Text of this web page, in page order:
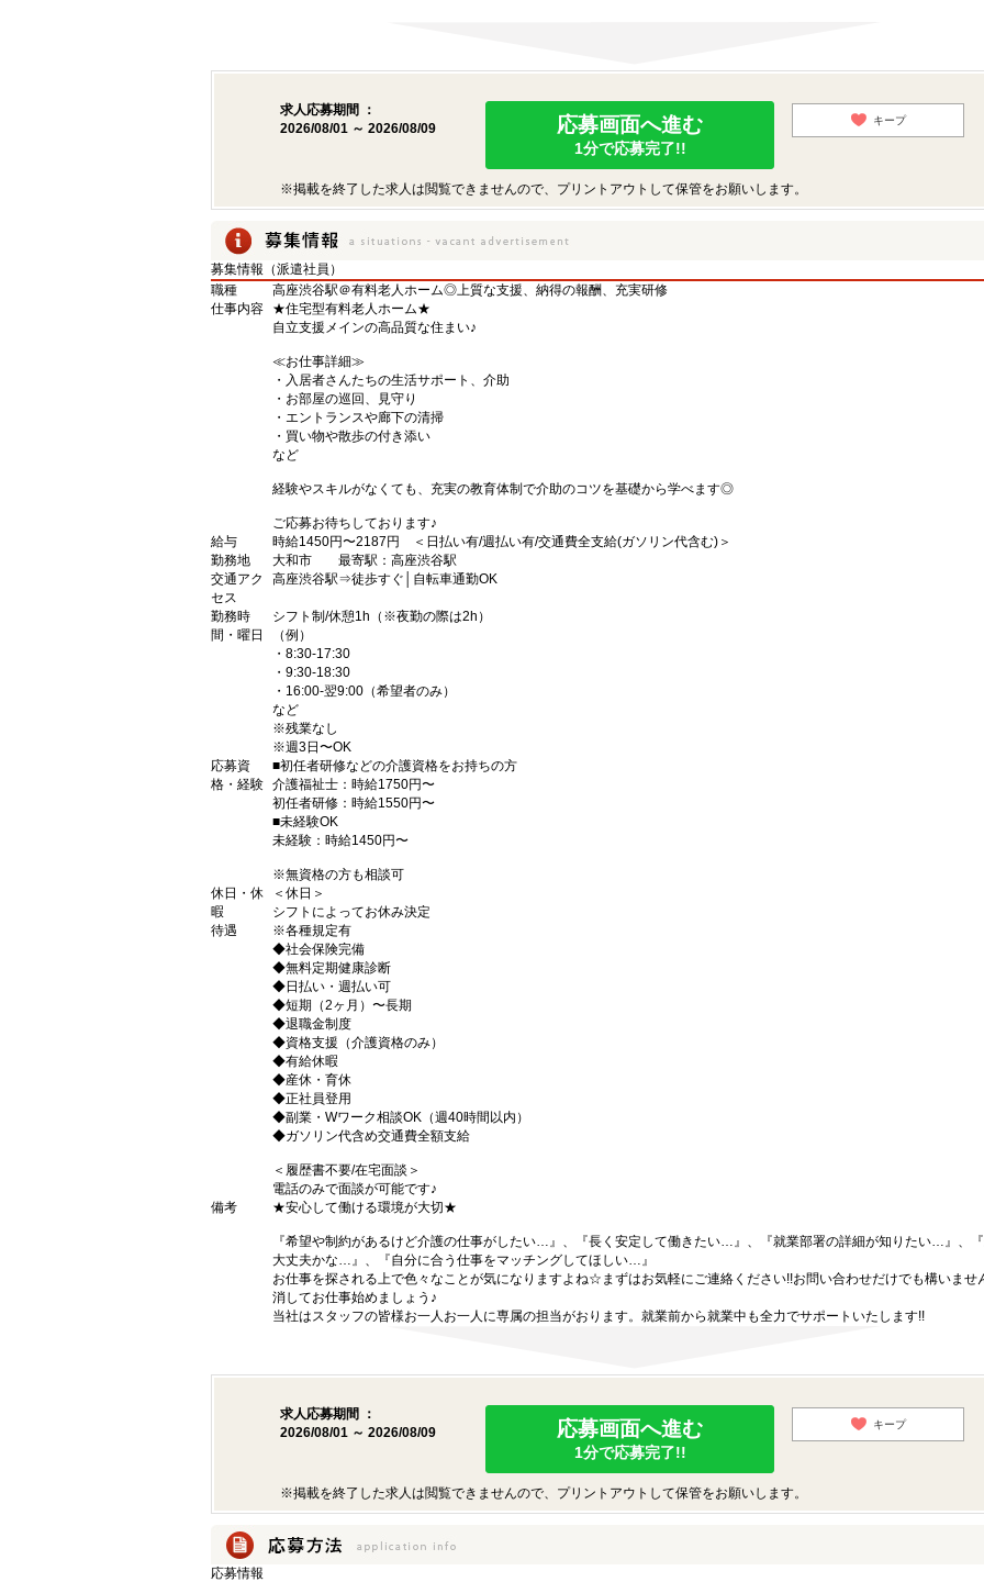
求人応募期間 ：
2026/08/01 ～ 2026/08/09
応募画面へ進む
1分で応募完了!!
キープ
※掲載を終了した求人は閲覧できませんので、プリントアウトして保管をお願いします。
募集情報（派遣社員）
職種
高座渋谷駅＠有料老人ホーム◎上質な支援、納得の報酬、充実研修
仕事内容
★住宅型有料老人ホーム★
自立支援メインの高品質な住まい♪
≪お仕事詳細≫
・入居者さんたちの生活サポート、介助
・お部屋の巡回、見守り
・エントランスや廊下の清掃
・買い物や散歩の付き添い
など
経験やスキルがなくても、充実の教育体制で介助のコツを基礎から学べます◎
ご応募お待ちしております♪
給与
時給1450円〜2187円 ＜日払い有/週払い有/交通費全支給(ガソリン代含む)＞
勤務地
大和市 最寄駅：高座渋谷駅
交通アク
セス
高座渋谷駅⇒徒歩すぐ│自転車通勤OK
勤務時
間・曜日
シフト制/休憩1h（※夜勤の際は2h）
（例）
・8:30-17:30
・9:30-18:30
・16:00-翌9:00（希望者のみ）
など
※残業なし
※週3日〜OK
応募資
格・経験
■初任者研修などの介護資格をお持ちの方
介護福祉士：時給1750円〜
初任者研修：時給1550円〜
■未経験OK
未経験：時給1450円〜
※無資格の方も相談可
休日・休
暇
＜休日＞
シフトによってお休み決定
待遇
※各種規定有
◆社会保険完備
◆無料定期健康診断
◆日払い・週払い可
◆短期（2ヶ月）〜長期
◆退職金制度
◆資格支援（介護資格のみ）
◆有給休暇
◆産休・育休
◆正社員登用
◆副業・Wワーク相談OK（週40時間以内）
◆ガソリン代含め交通費全額支給
＜履歴書不要/在宅面談＞
電話のみで面談が可能です♪
備考
★安心して働ける環境が大切★
『希望や制約があるけど介護の仕事がしたい…』、『長く安定して働きたい…』、『就業部署の詳細が知りたい…』、
大丈夫かな…』、『自分に合う仕事をマッチングしてほしい…』
お仕事を探される上で色々なことが気になりますよね☆まずはお気軽にご連絡ください!!お問い合わせだけでも構いませ
消してお仕事始めましょう♪
当社はスタッフの皆様お一人お一人に専属の担当がおります。就業前から就業中も全力でサポートいたします!!
求人応募期間 ：
2026/08/01 ～ 2026/08/09
応募画面へ進む
1分で応募完了!!
キープ
※掲載を終了した求人は閲覧できませんので、プリントアウトして保管をお願いします。
応募情報